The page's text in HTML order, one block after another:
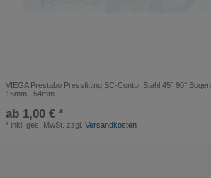
VIEGA Prestabo Pressfitting SC-Contur Stahl 45° 90°
15mm...54mm
ab 1,00 € *
* inkl. ges. MwSt. zzgl.Versandkosten